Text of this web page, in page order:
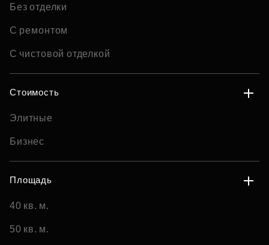
Без отделки
С ремонтом
С чистовой отделкой
Стоимость
Элитные
Бизнес
Площадь
40 кв. м.
50 кв. м.